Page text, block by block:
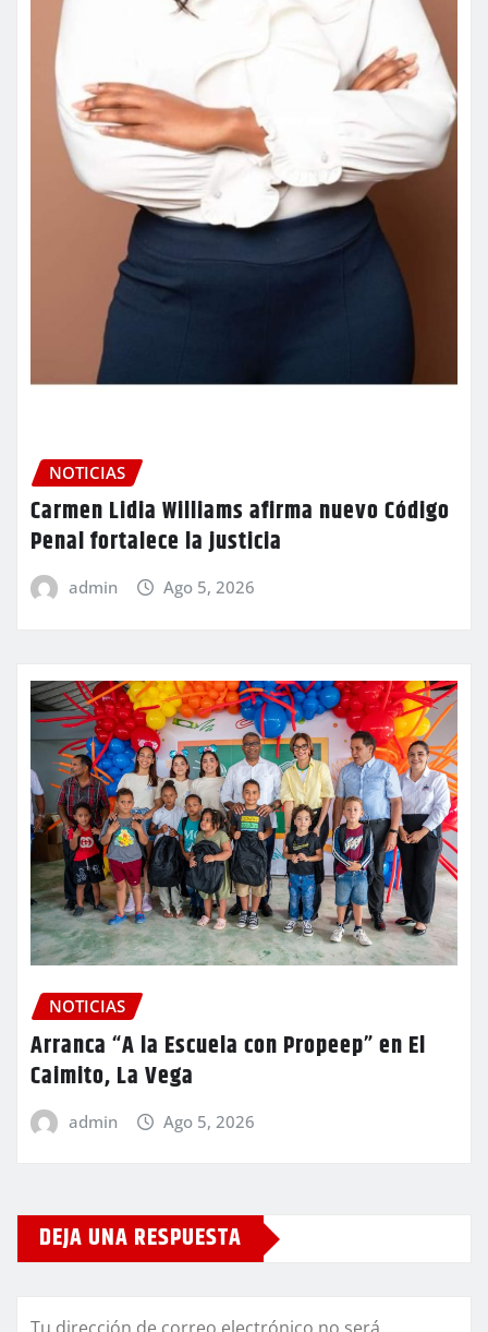
NOTICIAS
Carmen Lidia Williams afirma nuevo Código
Penal fortalece la justicia
admin Ago 5, 2026
NOTICIAS
Arranca “A la Escuela con Propeep” en El
Caimito, La Vega
admin Ago 5, 2026
DEJA UNA RESPUESTA